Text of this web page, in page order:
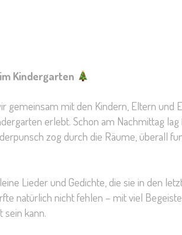
Kindergarten
gemeinsam mit den Kindern, Eltern und
erlebt. Schon am Nachmittag
zog durch die Räume, überall
Lieder und Gedichte, die sie in den
natürlich nicht fehlen – mit viel
sein kann.